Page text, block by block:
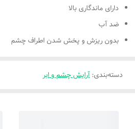
دارای ماندگاری بالا
ضد آب
بدون ریزش و پخش شدن اطراف چشم
دسته‌بندی: آرایش چشم و ابر